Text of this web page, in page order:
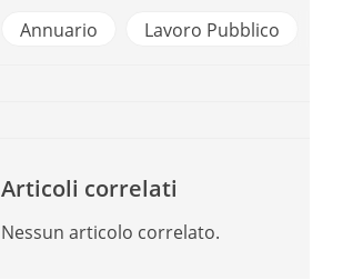
Lavoro Pubblico Pa Digitale
Articoli correlati
Nessun articolo correlato.